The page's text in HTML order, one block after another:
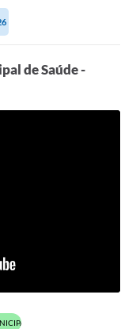
de Saúde -
DE SAÚDE EM 2026